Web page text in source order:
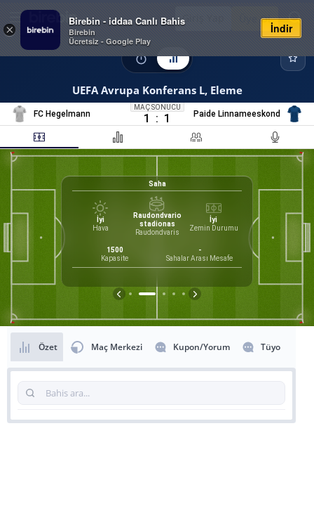
×
Birebin - iddaa Canlı Bahis
Birebin
Ücretsiz - Google Play
İndir
Giriş Yap Üye Ol
UEFA Avrupa Konferans L, Eleme
FC Hegelmann
MAÇ SONUCU
1 : 1 Paide Linnameeskond
Saha
İyi
Hava
Raudondvario
stadionas
Raudondvaris
İyi
Zemin Durumu
1500
Kapasite
-
Sahalar Arası Mesafe
Özet Maç Merkezi Kupon/Yorum Tüyo